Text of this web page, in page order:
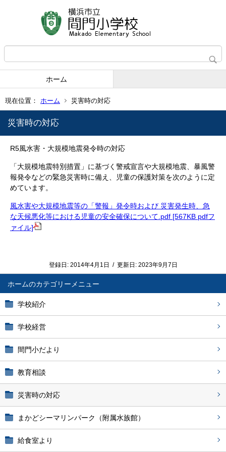
ホーム
現在位置： ホーム 災害時の対応
ホーム
学校紹介
学校経営
間門小だより
教育相談
災害時の対応
まかどシーマリンパーク（附属水族館）
給食室より
災害時の対応
R5風水害・大規模地震発令時の対応
「大規模地震特別措置」に基づく警戒宣言や大規模地震、暴風警
報発令などの緊急災害時に備え、児童の保護対策を次のように定
めています。
風水害や大規模地震等の「警報」発令時および 災害発生時、急
な天候悪化等における児童の安全確保について.pdf [567KB pdfフ
ァイル]
登録日: 2014年4月1日 / 更新日: 2023年9月7日